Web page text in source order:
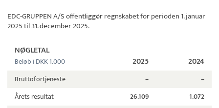
EDC-GRUPPEN A/Soffentliggør regnskabet for perioden 1. januar
2025 til 31. december 2025.
NØGLETAL
Beløb i DKK 1.000 2025 2024
Bruttofortjeneste –
–
Årets resultat
26.109
1.072